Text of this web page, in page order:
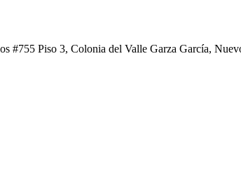
#755 Piso 3, Colonia del Valle Garza García,